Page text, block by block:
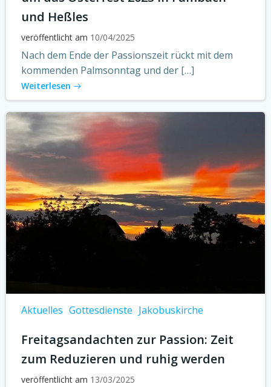
und Heßles
veröffentlicht am 10/04/2025
Nach dem Ende der Passionszeit rückt mit dem
kommenden Palmsonntag und der […]
Weiterlesen
Aktuelles Gottesdienste Jakobuskirche
Freitagsandachten zur Passion: Zeit
zum Reduzieren und ruhig werden
veröffentlicht am 13/03/2025